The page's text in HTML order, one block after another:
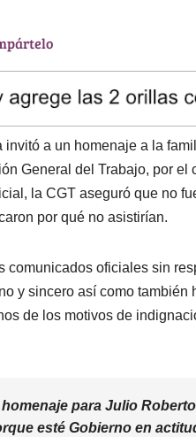
a un homenaje a la
General del Trabajo, por el
la CGT aseguró que no
por qué no asistirían.
comunicados oficiales sin
y sincero así como
de los motivos de
para Julio
esté Gobierno en